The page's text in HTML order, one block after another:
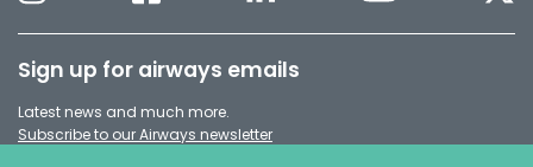
Sign up for airways emails
Latest news and much more.
Subscribe to our Airways newsletter